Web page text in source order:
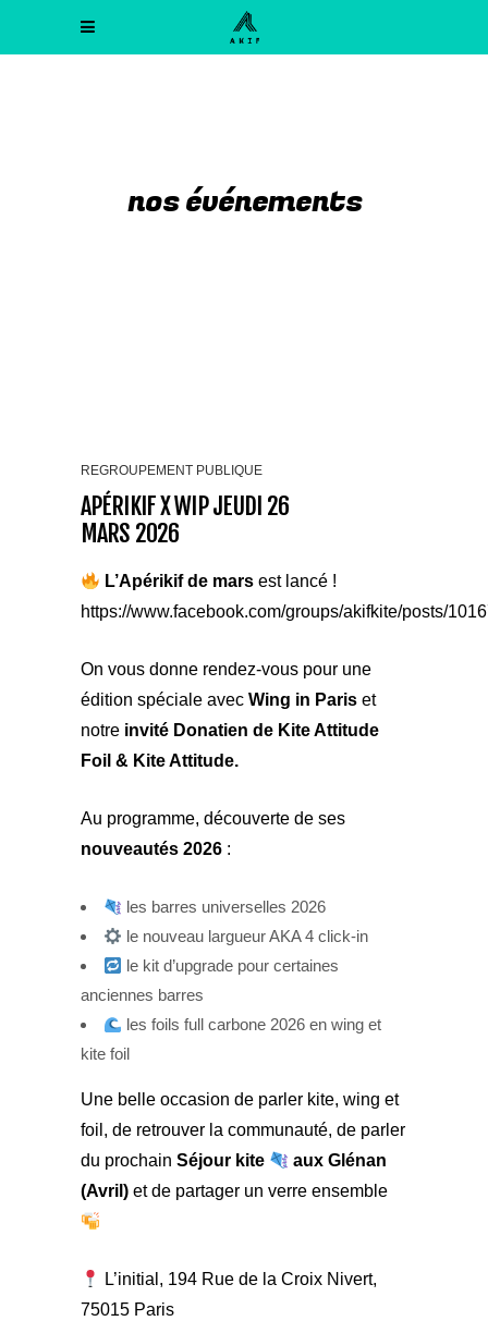
nos événements
REGROUPEMENT PUBLIQUE
APÉRIKIF X WIP JEUDI 26
MARS 2026
L’Apérikif de mars est lancé !
https://www.facebook.com/groups/akifkite/posts/
On vous donne rendez-vous pour une
édition spéciale avec Wing in Paris et
notre invité Donatien de Kite Attitude
Foil & Kite Attitude.
Au programme, découverte de ses
nouveautés 2026 :
les barres universelles 2026
le nouveau largueur AKA 4 click-in
le kit d’upgrade pour certaines
anciennes barres
les foils full carbone 2026 en wing et
kite foil
Une belle occasion de parler kite, wing et
foil, de retrouver la communauté, de parler
du prochain Séjour kite
aux Glénan
(Avril) et de partager un verre ensemble
L’initial, 194 Rue de la Croix Nivert,
75015 Paris